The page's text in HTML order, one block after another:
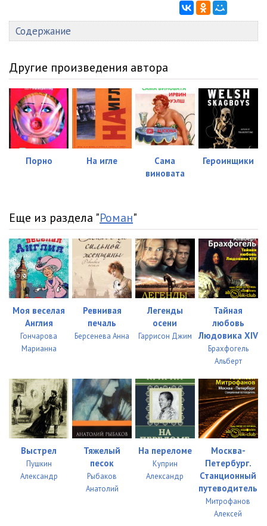
Содержание
Другие произведения автора
Порно На игле
Сама
виновата
Героинщики
Еще из раздела "Роман"
Моя веселая
Англия
Гончарова
Марианна
Ревнивая
печаль
Берсенева Анна
Легенды
осени
Гаррисон Джим
Тайная
любовь
Людовика XIV
Брахфогель
Альберт
Выстрел
Пушкин
Александр
Тяжелый
песок
Рыбаков
Анатолий
На переломе
Куприн
Александр
Москва-
Петербург.
Станционный
путеводитель
Митрофанов
Алексей